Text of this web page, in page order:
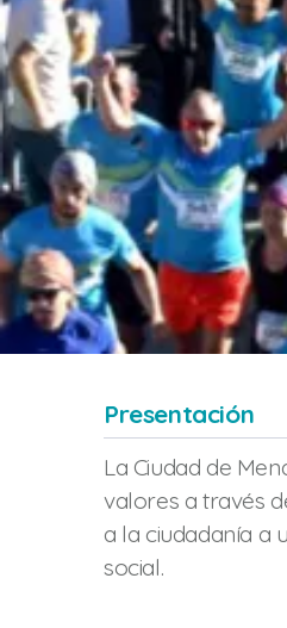
Presentación
La Ciudad de
valores a través
a la ciudadanía a
social.